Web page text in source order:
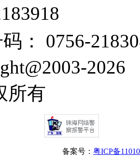
： 0756-
所有
备案号： 粤ICP备